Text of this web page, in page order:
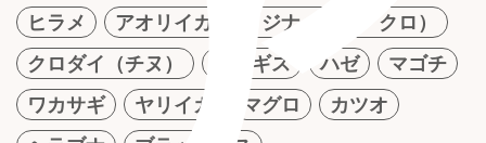
ヒラメ
アオリイカ
メジナ（グレ・クロ）
クロダイ（チヌ）
シロギス ハゼ
マゴチ
ワカサギ
ヤリイカ マグロ
カツオ